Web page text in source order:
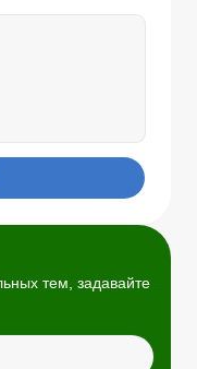
тем, задавайте